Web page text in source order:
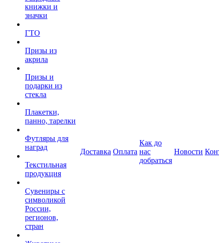
книжки и
значки
ГТО
Призы из
акрила
Призы и
подарки из
стекла
Плакетки,
панно, тарелки
Футляры для
наград
Текстильная
продукция
Сувениры с
символикой
России,
регионов,
стран
Доставка Оплата
Как до
нас
добраться
Новости